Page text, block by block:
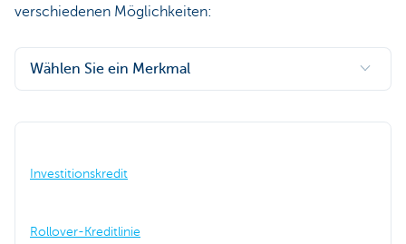
verschiedenen Möglichkeiten:
Wählen Sie ein Merkmal
Investitionskredit
Rollover-Kreditlinie